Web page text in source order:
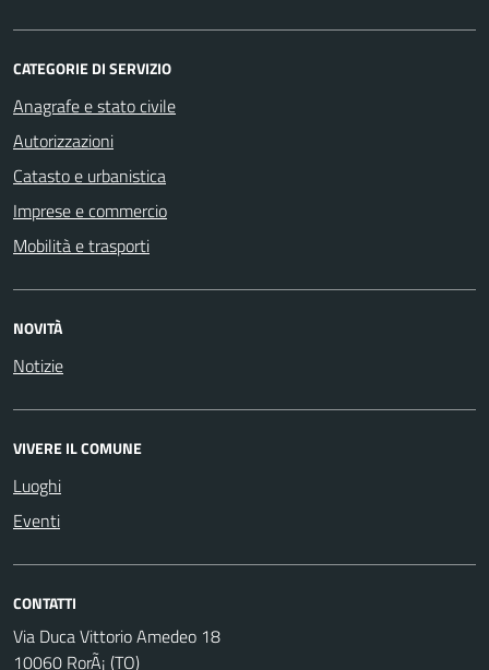
CATEGORIE DI SERVIZIO
Anagrafe e stato civile
Autorizzazioni
Catasto e urbanistica
Imprese e commercio
Mobilità e trasporti
NOVITÀ
Notizie
VIVERE IL COMUNE
Luoghi
Eventi
CONTATTI
Via Duca Vittorio Amedeo 18
10060 RorÃ¡ (TO)